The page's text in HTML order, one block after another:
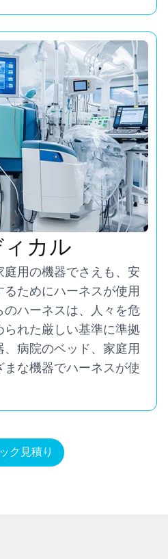
カル
用の機器でさえも、安
ためにハーネスが使用
のハーネスは、人々を危
れた厳しい基準に準拠
病院のベッド、家庭用
な機器でハーネスが使
ク見積り